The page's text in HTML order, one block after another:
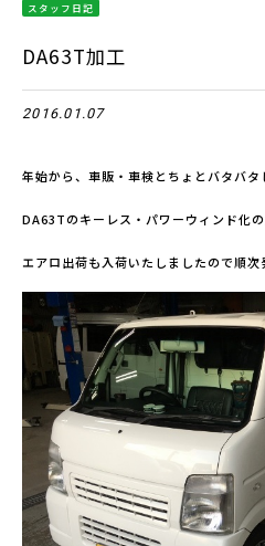
スタッフ日記
DA63T加工
2016.01.07
年始から、車販・車検とちょとバタバタ
DA63Tのキーレス・パワーウィンド化の
エアロ出荷も入荷いたしましたので順次